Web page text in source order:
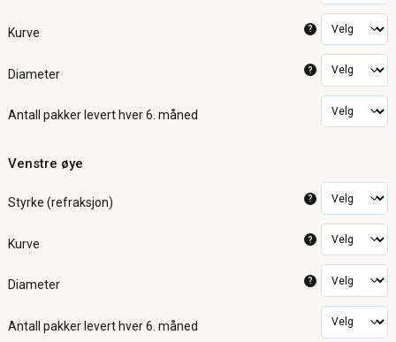
Kurve ?
Diameter ?
Antall pakker levert hver 6. måned
Venstre øye
Styrke (refraksjon) ?
Kurve ?
Diameter ?
Antall pakker levert hver 6. måned